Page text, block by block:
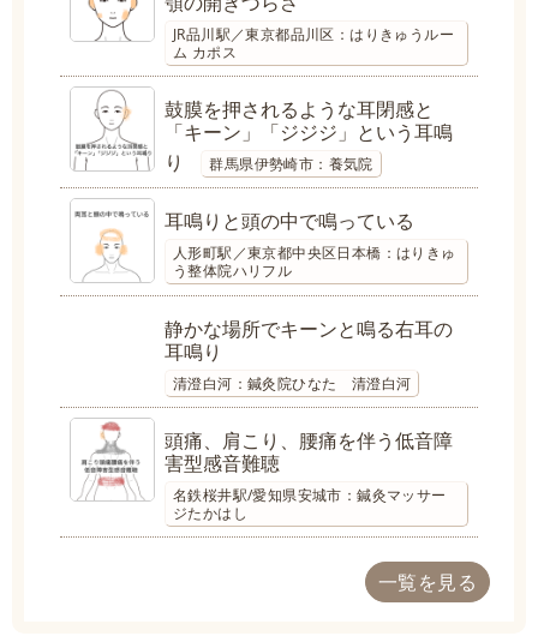
JR品川駅／東京都品川区：はりきゅうルー
ム カポス
鼓膜を押されるような耳閉感と
「キーン」「ジジジ」という耳鳴
り
群馬県伊勢崎市：養気院
耳鳴りと頭の中で鳴っている
人形町駅／東京都中央区日本橋：はりきゅ
う整体院ハリフル
静かな場所でキーンと鳴る右耳の
耳鳴り
清澄白河：鍼灸院ひなた 清澄白河
頭痛、肩こり、腰痛を伴う低音障
害型感音難聴
名鉄桜井駅/愛知県安城市：鍼灸マッサー
ジたかはし
一覧を見る